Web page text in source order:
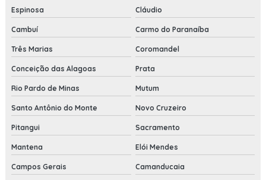
Espinosa Cláudio
Cambuí Carmo do Paranaíba
Três Marias Coromandel
Conceição das Alagoas Prata
Rio Pardo de Minas Mutum
Santo Antônio do Monte Novo Cruzeiro
Pitangui Sacramento
Mantena Elói Mendes
Campos Gerais Camanducaia